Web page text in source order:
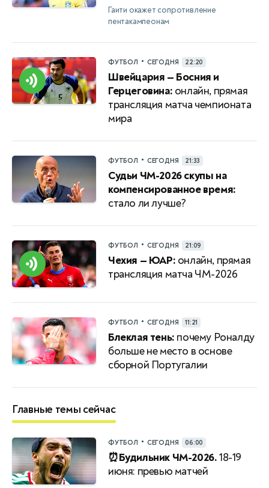
Гаити окажет сопротивление
пентакампеонам
ФУТБОЛ • СЕГОДНЯ 22:20
Швейцария — Босния и
Герцеговина: онлайн, прямая
трансляция матча чемпионата
мира
ФУТБОЛ • СЕГОДНЯ 21:33
Судьи ЧМ-2026 скупы на
компенсированное время:
стало ли лучше?
ФУТБОЛ • СЕГОДНЯ 21:09
Чехия — ЮАР: онлайн, прямая
трансляция матча ЧМ-2026
ФУТБОЛ • СЕГОДНЯ 11:21
Блеклая тень: почему Роналду
больше не место в основе
сборной Португалии
Главные темы сейчас
ФУТБОЛ • СЕГОДНЯ 06:00
⏰Будильник ЧМ-2026.18-19
июня: превью матчей